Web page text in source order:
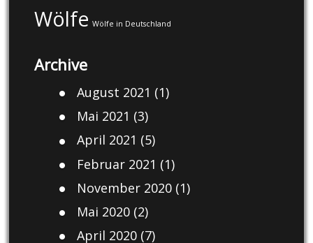
Wölfe Wölfe in Deutschland
Archive
August 2021 (1)
Mai 2021 (3)
April 2021 (5)
Februar 2021 (1)
November 2020(1)
Mai 2020(2)
April 2020(7)